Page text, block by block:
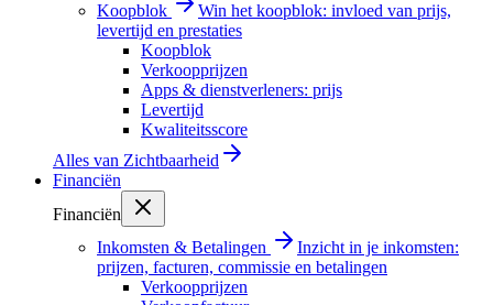
Koopblok
Win het koopblok: invloed van prijs,
levertijd en prestaties
Koopblok
Verkoopprijzen
Apps & dienstverleners: prijs
Levertijd
Kwaliteitsscore
Alles van Zichtbaarheid
Financiën
Financiën
Inkomsten & Betalingen
Inzicht in je inkomsten:
prijzen, facturen, commissie en betalingen
Verkoopprijzen